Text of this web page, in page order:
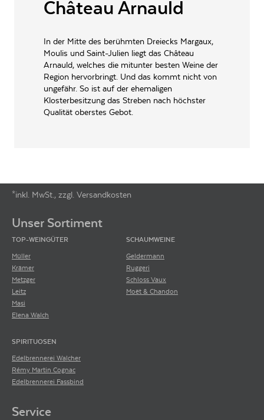
PRODUKTTYP Rotwein
Vignobles de Larose S.A.,
Laurent Meoc
WEINTYPGESCHMACK Trocken
ARTIKELNUMMER
Château Arnauld
In der Mitte des berühmten Dreiecks Margaux,
Moulis und Saint-Julien liegt das Château
Arnauld, welches die mitunter besten Weine der
Region hervorbringt. Und das kommt nicht von
ungefähr. So ist auf der ehemaligen
Klosterbesitzung das Streben nach höchster
Qualität oberstes Gebot.
*inkl. MwSt., zzgl. Versandkosten
Unser Sortiment
TOP-WEINGÜTER
Müller
Krämer
Metzger
Leitz
Masi
Elena Walch
SCHAUMWEINE
Geldermann
Ruggeri
Schloss Vaux
Moët & Chandon
SPIRITUOSEN
Edelbrennerei Walcher
Rémy Martin Cognac
Edelbrennerei Fassbind
Service